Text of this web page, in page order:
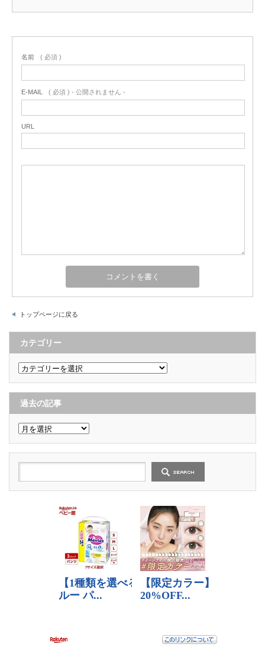
名前 ( 必須 )
E-MAIL ( 必須 ) - 公開されません -
URL
トップページに戻る
カテゴリー
カ
テ
ゴ
リ
ー
過去の記事
過
去
の
記
事